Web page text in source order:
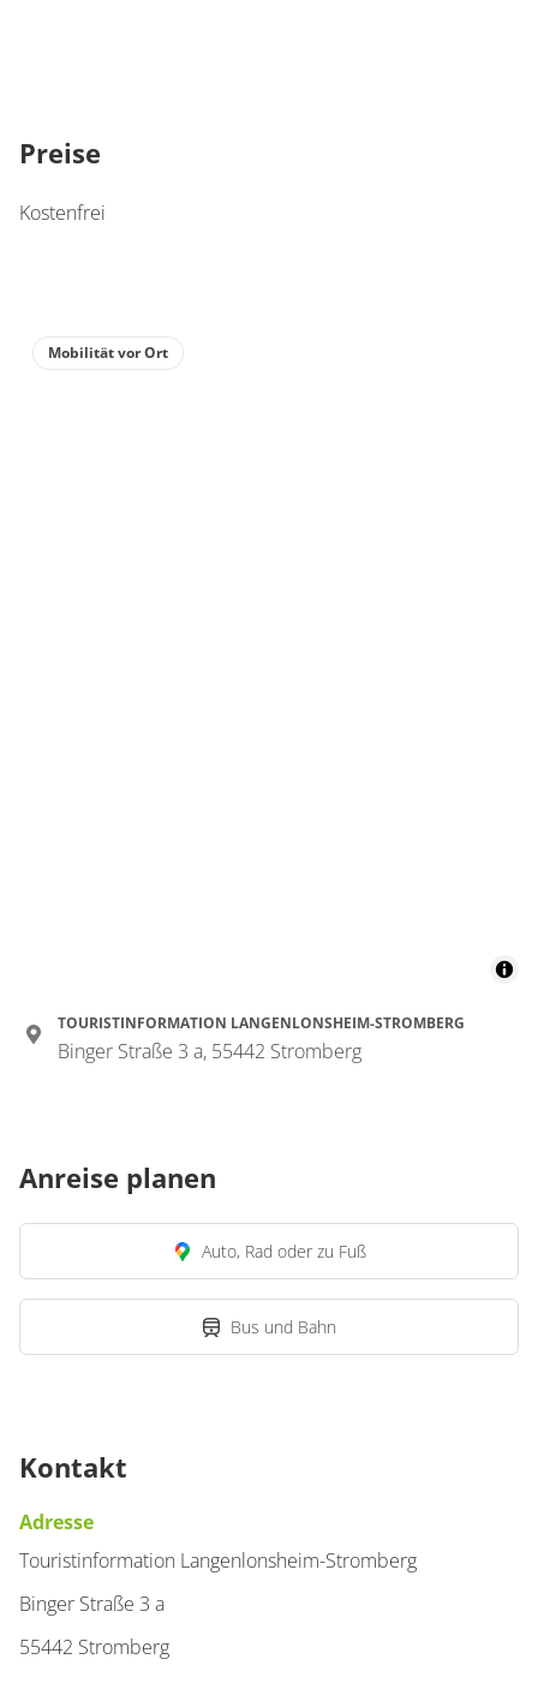
Preise
Kostenfrei
Mobilität vor Ort
TOURISTINFORMATION LANGENLONSHEIM-STROMBERG
Binger Straße 3 a, 55442 Stromberg
Anreise planen
Auto, Rad oder zu Fuß
Bus und Bahn
Kontakt
Adresse
Touristinformation Langenlonsheim-Stromberg
Binger Straße 3 a
55442 Stromberg